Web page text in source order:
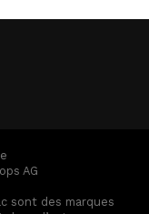
AG
sont des marques